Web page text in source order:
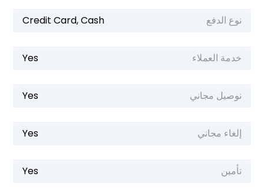
نوع الدفع Credit Card, Cash
خدمة العملاء Yes
نوصيل مجاني Yes
إلغاء مجاني Yes
تأمين Yes